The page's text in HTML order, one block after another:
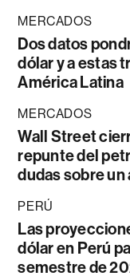
MERCADOS
Dos datos
dólar y a estas
América Latina
MERCADOS
Wall Street
repunte del
dudas sobre
PERÚ
Las
dólar en Perú
semestre de